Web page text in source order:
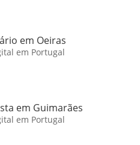
em Oeiras
em Portugal
em Guimarães
em Portugal